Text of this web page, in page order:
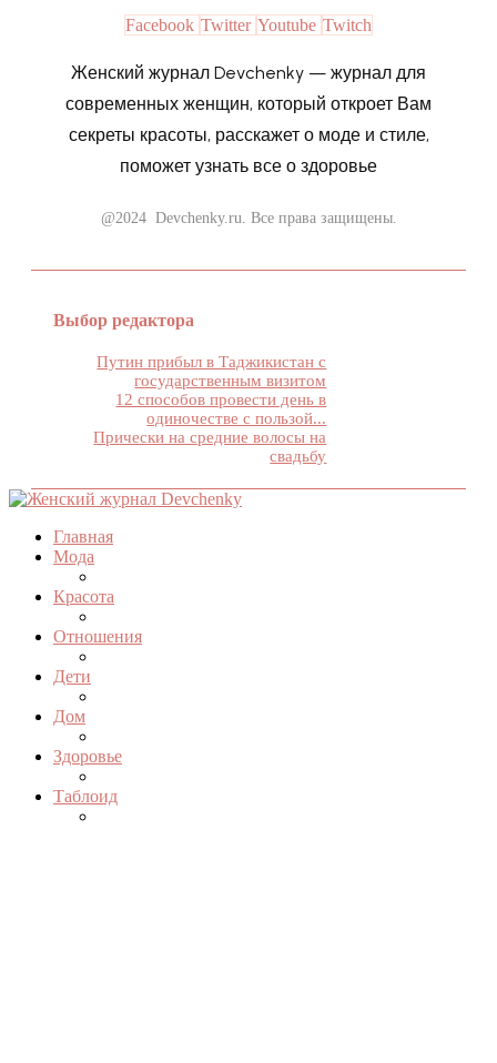
Facebook Twitter Youtube Twitch
Женский журнал Devchenky — журнал для
современных женщин, который откроет Вам
секреты красоты, расскажет о моде и стиле,
поможет узнать все о здоровье
@2024 Devchenky.ru. Все права защищены.
Выбор редактора
Путин прибыл в Таджикистан с
государственным визитом
12 способов провести день в
одиночестве с пользой...
Прически на средние волосы на
свадьбу
Главная
Мода
Красота
Отношения
Дети
Дом
Здоровье
Таблоид